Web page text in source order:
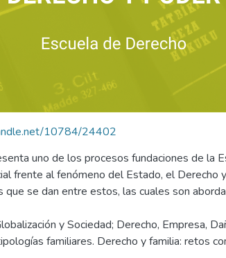
10784/24402
uno de los procesos fundaciones de la
frente al fenómeno del Estado, el
se dan entre estos, las cuales son
y Sociedad; Derecho, Empresa,
familiares. Derecho y familia: retos